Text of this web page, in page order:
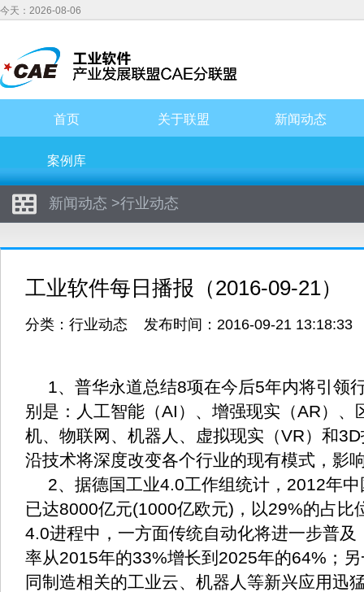
今天：2026-08-06
首页 关于联盟 新闻动态
案例库
新闻动态 >行业动态
工业软件每日播报（2016-09-21）
分类： 行业动态 发布时间：2016-09-21 13:18:33
1、普华永道总结8项在今后5年内将引领
别是：人工智能（AI）、增强现实（AR）、
机、物联网、机器人、虚拟现实（VR）和
沿技术将深度改变各个行业的现有模式，影
2、据德国工业4.0工作组统计，2012年
已达8000亿元(1000亿欧元)，以29%的占比
4.0进程中，一方面传统自动化将进一步普及
率从2015年的33%增长到2025年的64%；
同制造相关的工业云、机器人等新兴应用迅